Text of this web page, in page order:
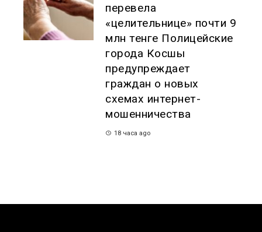
перевела
«целительнице» почти 9
млн тенге Полицейские
города Косшы
предупреждает
граждан о новых
схемах интернет-
мошенничества
18 часа ago